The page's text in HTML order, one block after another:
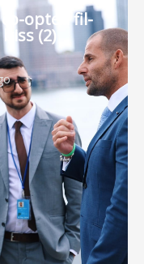
opted fil-
(2)